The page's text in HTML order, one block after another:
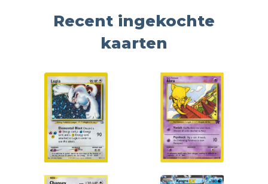
Recent ingekochte
kaarten